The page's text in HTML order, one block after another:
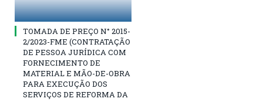
TOMADA DE PREÇO N° 2015-
2/2023-FME (CONTRATAÇÃO
DE PESSOA JURÍDICA COM
FORNECIMENTO DE
MATERIAL E MÃO-DE-OBRA
PARA EXECUÇÃO DOS
SERVIÇOS DE REFORMA DA